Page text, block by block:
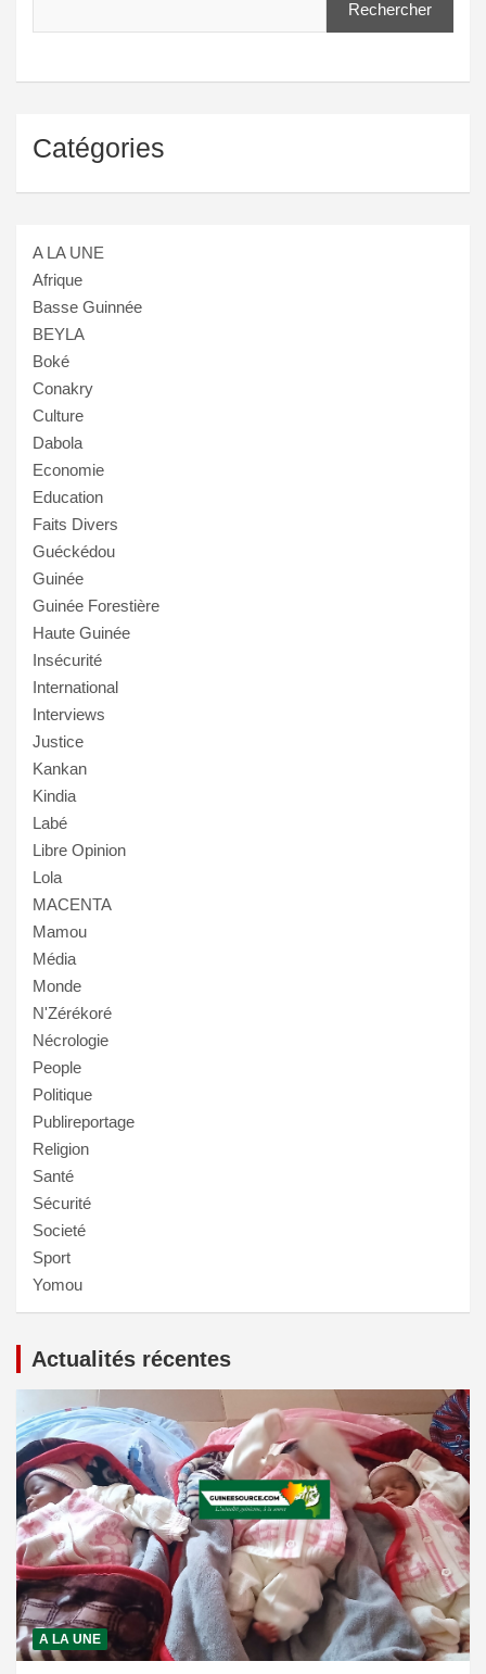
Rechercher
Catégories
A LA UNE
Afrique
Basse Guinnée
BEYLA
Boké
Conakry
Culture
Dabola
Economie
Education
Faits Divers
Guéckédou
Guinée
Guinée Forestière
Haute Guinée
Insécurité
International
Interviews
Justice
Kankan
Kindia
Labé
Libre Opinion
Lola
MACENTA
Mamou
Média
Monde
N'Zérékoré
Nécrologie
People
Politique
Publireportage
Religion
Santé
Sécurité
Societé
Sport
Yomou
Actualités récentes
A LA UNE